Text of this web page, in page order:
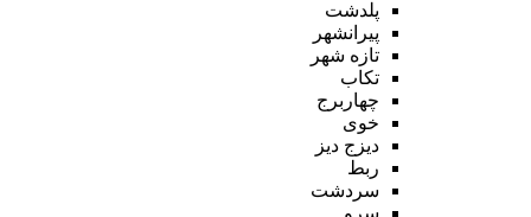
پلدشت
پیرانشهر
تازه شهر
تکاب
چهاربرج
خوی
دیزج دیز
ربط
سردشت
سرو